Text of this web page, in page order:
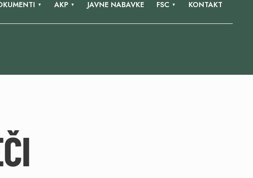
AKP JAVNE NABAVKE FSC KONTAKT